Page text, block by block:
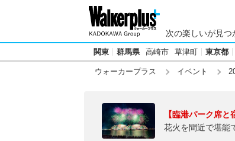
次の楽しいが見つ
関東 群馬県 高崎市 草津町 東京都
ウォーカープラス イベント
【臨港パーク席と
花火を間近で堪能